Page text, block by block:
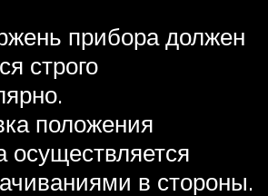
прибора должен
строго
положения
осуществляется
в стороны.